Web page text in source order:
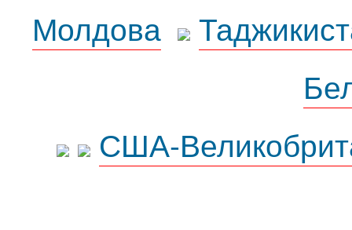
Молдова
США-